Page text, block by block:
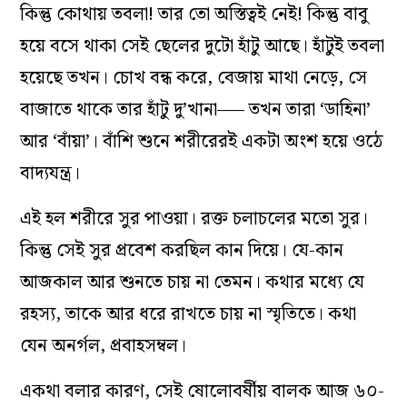
কিন্তু কোথায় তবলা! তার তো অস্তিত্বই নেই! কিন্তু বাবু
হয়ে বসে থাকা সেই ছেলের দুটো হাঁটু আছে। হাঁটুই তবলা
হয়েছে তখন। চোখ বন্ধ করে, বেজায় মাথা নেড়ে, সে
বাজাতে থাকে তার হাঁটু দু’খানা—– তখন তারা ‘ডাহিনা’
আর ‘বাঁয়া’। বাঁশি শুনে শরীরেরই একটা অংশ হয়ে ওঠে
বাদ্যযন্ত্র।
এই হল শরীরে সুর পাওয়া। রক্ত চলাচলের মতো সুর।
কিন্তু সেই সুর প্রবেশ করছিল কান দিয়ে। যে-কান
আজকাল আর শুনতে চায় না তেমন। কথার মধ্যে যে
রহস্য, তাকে আর ধরে রাখতে চায় না স্মৃতিতে। কথা
যেন অনর্গল, প্রবাহসম্বল।
একথা বলার কারণ, সেই ষোলোবর্ষীয় বালক আজ ৬০-